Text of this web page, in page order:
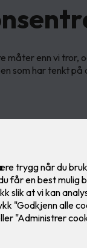
måter enn vi tror,
som har tenkt på